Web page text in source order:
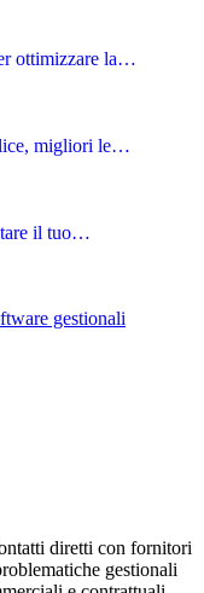
ottimizzare la…
migliori le…
il tuo…
gestionali
diretti con fornitori
gestionali